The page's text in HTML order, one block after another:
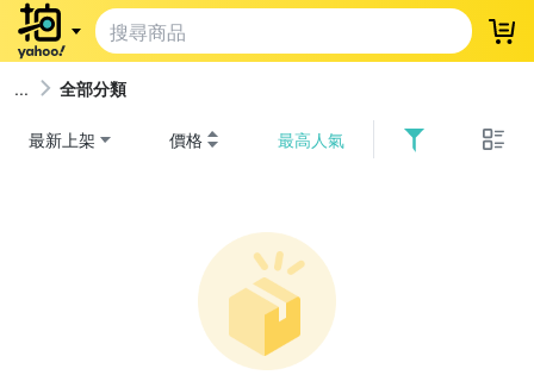
登
全部分類
最新上架 價格 最高人氣